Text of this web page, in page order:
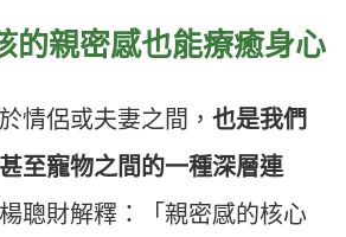
的親密感也能療癒身心
情侶或夫妻之間， 也是我們
至寵物之間的一種深層連
聰財解釋：「親密感的核心